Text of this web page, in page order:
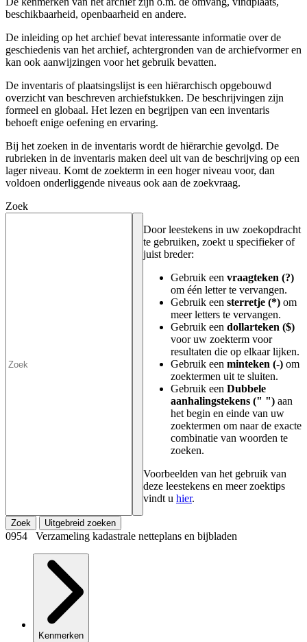
beschikbaarheid, openbaarheid en andere.
De inleiding op het archief bevat interessante informatie over de
geschiedenis van het archief, achtergronden van de archiefvormer en
kan ook aanwijzingen voor het gebruik bevatten.
De inventaris of plaatsingslijst is een hiërarchisch opgebouwd
overzicht van beschreven archiefstukken. De beschrijvingen zijn
formeel en globaal. Het lezen en begrijpen van een inventaris
behoeft enige oefening en ervaring.
Bij het zoeken in de inventaris wordt de hiërarchie gevolgd. De
rubrieken in de inventaris maken deel uit van de beschrijving op een
lager niveau. Komt de zoekterm in een hoger niveau voor, dan
voldoen onderliggende niveaus ook aan de zoekvraag.
Zoek
Door leestekens in uw zoekopdracht
te gebruiken, zoekt u specifieker of
juist breder:
Gebruik een vraagteken (?)
om één letter te vervangen.
Gebruik een sterretje (*) om
meer letters te vervangen.
Gebruik een dollarteken ($)
voor uw zoekterm voor
resultaten die op elkaar lijken.
Gebruik een minteken (-) om
zoektermen uit te sluiten.
Gebruik een Dubbele
aanhalingstekens (" ") aan
het begin en einde van uw
zoektermen om naar de exacte
combinatie van woorden te
zoeken.
Voorbeelden van het gebruik van
deze leestekens en meer zoektips
vindt u hier.
Zoek Uitgebreid zoeken
0954 Verzameling kadastrale netteplans en bijbladen
Kenmerken